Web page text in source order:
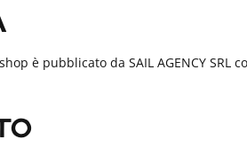
è pubblicato da SAIL AGENCY SRL